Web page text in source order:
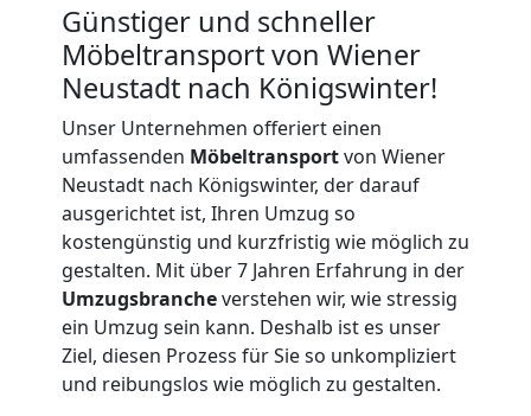
Günstiger und schneller
Möbeltransport von Wiener
Neustadt nach Königswinter!
Unser Unternehmen offeriert einen
umfassenden Möbeltransportvon Wiener
Neustadt nach Königswinter, der darauf
ausgerichtet ist, Ihren Umzug so
kostengünstig und kurzfristig wie möglich zu
gestalten. Mit über 7 Jahren Erfahrung in der
Umzugsbrancheverstehen wir, wie stressig
ein Umzug sein kann. Deshalb ist es unser
Ziel, diesen Prozess für Sie so unkompliziert
und reibungslos wie möglich zu gestalten.